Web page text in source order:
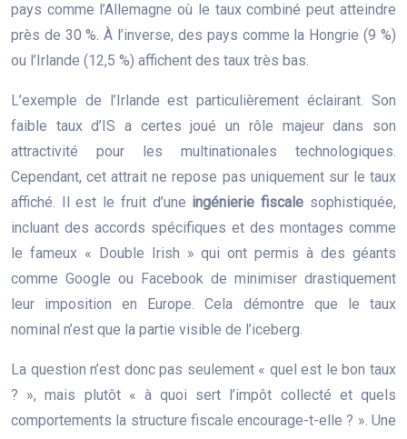
pays comme l’Allemagne où le taux combiné peut atteindre
près de 30 %. À l’inverse, des pays comme la Hongrie (9 %)
ou l’Irlande (12,5 %) affichent des taux très bas.
L’exemple de l’Irlande est particulièrement éclairant. Son
faible taux d’IS a certes joué un rôle majeur dans son
attractivité pour les multinationales technologiques.
Cependant, cet attrait ne repose pas uniquement sur le taux
affiché. Il est le fruit d’une ingénierie fiscale sophistiquée,
incluant des accords spécifiques et des montages comme
le fameux « Double Irish » qui ont permis à des géants
comme Google ou Facebook de minimiser drastiquement
leur imposition en Europe. Cela démontre que le taux
nominal n’est que la partie visible de l’iceberg.
La question n’est donc pas seulement « quel est le bon taux
? », mais plutôt « à quoi sert l’impôt collecté et quels
comportements la structure fiscale encourage-t-elle ? ». Une